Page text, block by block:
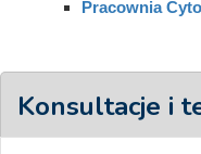
Pracownia
Konsultacje i